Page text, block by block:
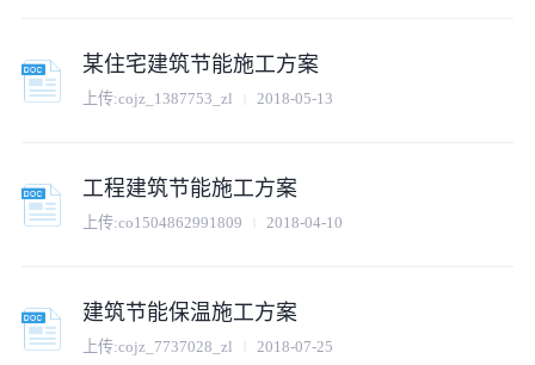
某住宅建筑节能施工方案
上传:cojz_1387753_zl 2018-05-13
工程建筑节能施工方案
上传:co1504862991809 2018-04-10
建筑节能保温施工方案
上传:cojz_7737028_zl 2018-07-25